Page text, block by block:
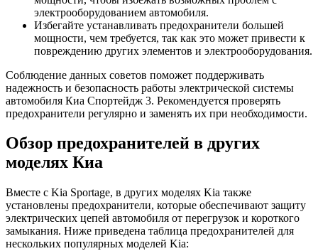
электрооборудованием автомобиля.
Избегайте устанавливать предохранители большей
мощности, чем требуется, так как это может привести к
повреждению других элементов и электрооборудования.
Соблюдение данных советов поможет поддерживать
надежность и безопасность работы электрической системы
автомобиля Киа Спортейдж 3. Рекомендуется проверять
предохранители регулярно и заменять их при необходимости.
Обзор предохранителей в других
моделях Киа
Вместе с Kia Sportage, в других моделях Kia также
установлены предохранители, которые обеспечивают защиту
электрических цепей автомобиля от перегрузок и короткого
замыкания. Ниже приведена таблица предохранителей для
нескольких популярных моделей Kia: